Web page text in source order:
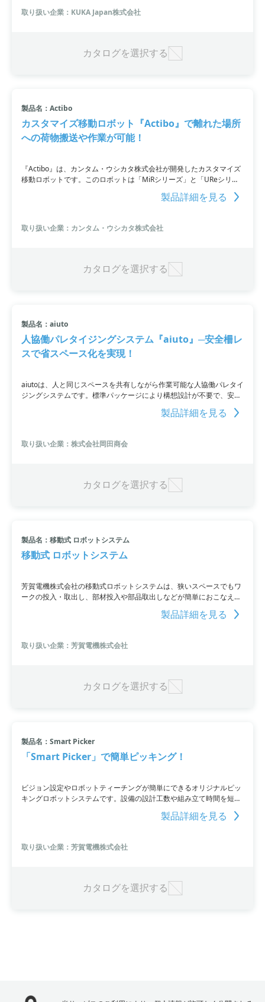
としています。
取り扱い企業：KUKA Japan株式会社
カタログを選択する
製品名：Actibo
カスタマイズ移動ロボット『Actibo』で離れた場所
への荷物搬送や作業が可能！
『Actibo』は、カンタム・ウシカタ株式会社が開発したカスタマイズ
移動ロボットです。このロボットは「MiRシリーズ」と「UReシリー
ズ」がコラボレーションし、半導体製造工程におけるウエハー搬送や
ワークの搬送・セッティング、自動車製造などで部品棚から部品集め
を独自で回避する機能や、離れた場所への荷物搬送や作業、人が近寄
りにくい場所への作業が可能な点が特長です。オプションのバッテリ
製品詳細を見る
取り扱い企業：カンタム・ウシカタ株式会社
カタログを選択する
製品名：aiuto
人協働パレタイジングシステム『aiuto』─安全柵レ
スで省スペース化を実現！
aiutoは、人と同じスペースを共有しながら作業可能な人協働パレタイ
ジングシステムです。標準パッケージにより構想設計が不要で、安全
柵レスにより省スペース化を実現。ロボットの操作・調整が不要で、
タッチパネルでのシステム変更も容易です。即時導入可能で、安心設
合わせください。
製品詳細を見る
取り扱い企業：株式会社岡田商会
カタログを選択する
製品名：移動式 ロボットシステム
移動式 ロボットシステム
芳賀電機株式会社の移動式ロボットシステムは、狭いスペースでもワ
ークの投入・取出し、部材投入や部品取出しなどが簡単におこなえま
す。ロボットだけでなく簡易安全柵も稼働式です。ALL IN ONEの特
徴・基本機能を備え、簡単に移動でき、画像処理によって位置を自動
変更も不要。人協働用ロボットにも対応しています。
製品詳細を見る
取り扱い企業：芳賀電機株式会社
カタログを選択する
製品名：Smart Picker
「Smart Picker」で簡単ピッキング！
ビジョン設定やロボットティーチングが簡単にできるオリジナルピッ
キングロボットシステムです。設備の設計工数や組み立て時間を短縮
しながら、製造ラインに合わせた柔軟な提案をご提供致します。小ロ
ットや多品種のピッキングにも対応し、初めて操作する方でも使いや
ライベート展示会」で実機見学やサンプルテストも可能です。お気軽
にお問い合わせください。
製品詳細を見る
取り扱い企業：芳賀電機株式会社
カタログを選択する